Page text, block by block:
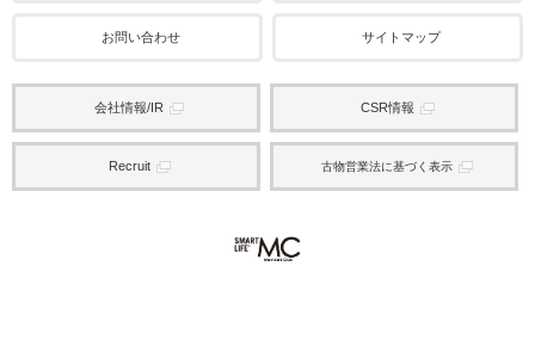
お問い合わせ サイトマップ
会社情報/IR CSR情報
Recruit 古物営業法に基づく表示